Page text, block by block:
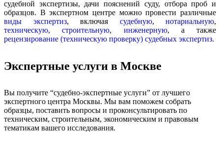
судебной экспертизы, дачи пояснений суду, отбора проб и
образцов. В экспертном центре можно провести различные
виды экспертиз, включая судебную, нотариальную,
техническую,строительную, инженерную, а также
рецензирование (техническую проверку) судебных экспертиз.
Экспертные услуги в Москве
Вы получите “судебно-экспертные услуги” от лучшего
экспертного центра Москвы. Мы вам поможем собрать
образцы, поставить вопросы и проконсультировать по
техническим, строительным, экономическим и правовым
тематикам вашего исследования.